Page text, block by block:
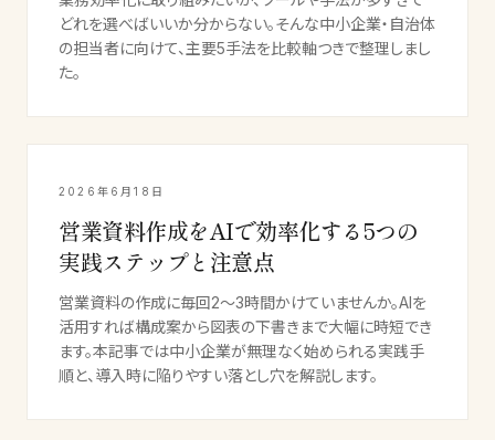
どれを選べばいいか分からない。そんな中小企業・自治体
の担当者に向けて、主要5手法を比較軸つきで整理しまし
た。
2026年6月18日
営業資料作成をAIで効率化する5つの
実践ステップと注意点
営業資料の作成に毎回2〜3時間かけていませんか。AIを
活用すれば構成案から図表の下書きまで大幅に時短でき
ます。本記事では中小企業が無理なく始められる実践手
順と、導入時に陥りやすい落とし穴を解説します。